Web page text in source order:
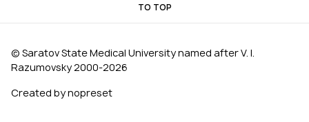
TO TOP
© Saratov State Medical University named after V. I.
Razumovsky 2000‑2026
Created by nopreset